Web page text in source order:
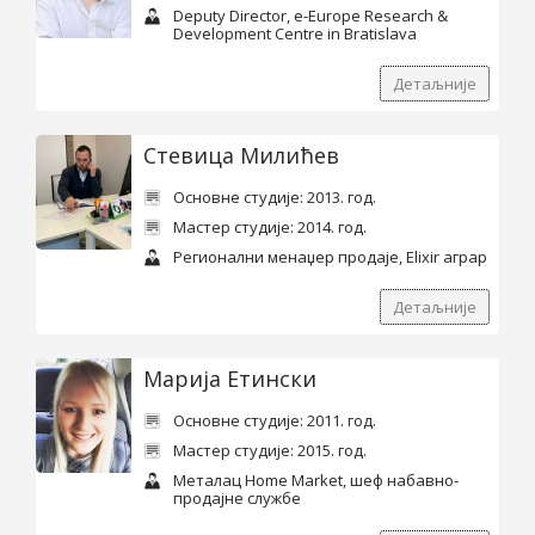
Deputy Director, e-Europe Research &
Development Centre in Bratislavа
Детаљније
Стевица Милићев
Основне студије: 2013. год.
Мастер студије: 2014. год.
Регионални менаџер продаје, Elixir аграр
Детаљније
Марија Етински
Основне студије: 2011. год.
Мастер студије: 2015. год.
Металац Home Market, шеф набавно-
продајне службе